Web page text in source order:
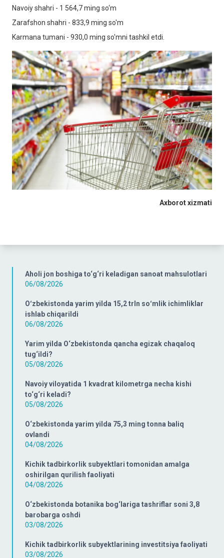
Aholi jon boshiga to‘g‘ri keladigan sanoat mahsulotlari
06/08/2026
Oʻzbekistonda yarim yilda 15,2 trln soʻmlik ichimliklar
ishlab chiqarildi
06/08/2026
Yarim yilda O‘zbekistonda qancha egizak chaqaloq
tug‘ildi?
05/08/2026
Navoiy viloyatida 1 kvadrat kilometrga necha kishi
to‘g‘ri keladi?
05/08/2026
O‘zbekistonda yarim yilda 75,3 ming tonna baliq
ovlandi
04/08/2026
Kichik tadbirkorlik subyektlari tomonidan amalga
oshirilgan qurilish faoliyati
04/08/2026
O‘zbekistonda botanika bog‘lariga tashriflar soni 3,8
barobarga oshdi
03/08/2026
Kichik tadbirkorlik subyektlarining investitsiya faoliyati
03/08/2026
Navoiy shahri - 1 564,7 ming so‘m
Zarafshon shahri - 833,9 ming so'm
Karmana tumani - 930,0 ming so'mni tashkil etdi.
Axborot xizmati